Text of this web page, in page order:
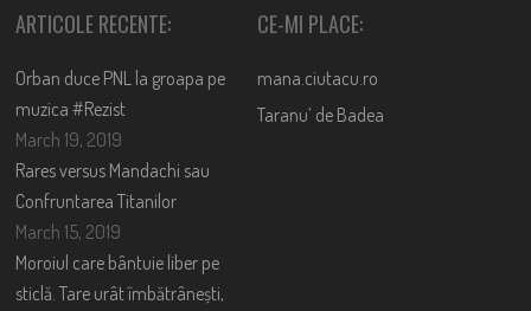
ARTICOLE RECENTE:
Orban duce PNL la groapa pe
muzica #Rezist
March 19, 2019
Rares versus Mandachi sau
Confruntarea Titanilor
March 15, 2019
Moroiul care bântuie liber pe
sticlă. Tare urât îmbătrânești,
CE-MI PLACE:
mana.ciutacu.ro
Taranu’ de Badea